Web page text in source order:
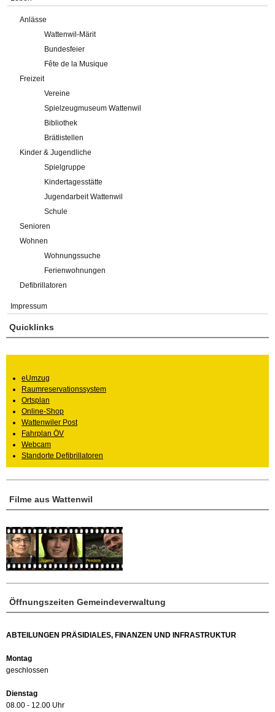
Anlässe
Wattenwil-Märit
Bundesfeier
Fête de la Musique
Freizeit
Vereine
Spielzeugmuseum Wattenwil
Bibliothek
Brätlistellen
Kinder & Jugendliche
Spielgruppe
Kindertagesstätte
Jugendarbeit Wattenwil
Schule
Senioren
Wohnen
Wohnungssuche
Ferienwohnungen
Defibrillatoren
Impressum
Öffnungszeiten Gemeindeverwaltung
ABTEILUNGEN PRÄSIDIALES, FINANZEN UND INFRASTRUKTUR
Montag
geschlossen
Dienstag
08.00 - 12.00 Uhr
Filme aus Wattenwil
Quicklinks
eUmzug
Raumreservationssystem
Ortsplan
Online-Shop
Wattenwiler Post
Fahrplan ÖV
Webcam
Standorte Defibrillatoren